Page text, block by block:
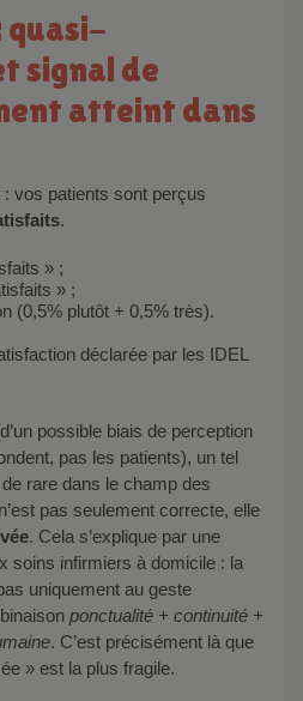
signal de
atteint dans
.
» ;
» ;
(0,5% plutôt + 0,5% très).
déclarée par les IDEL
pas les patients), un tel
rare dans le champ des
pas seulement correcte, elle
. Cela s’explique par une
soins infirmiers à domicile : la
uniquement au geste
ponctualité + continuité +
. C’est précisément là que
» est la plus fragile.